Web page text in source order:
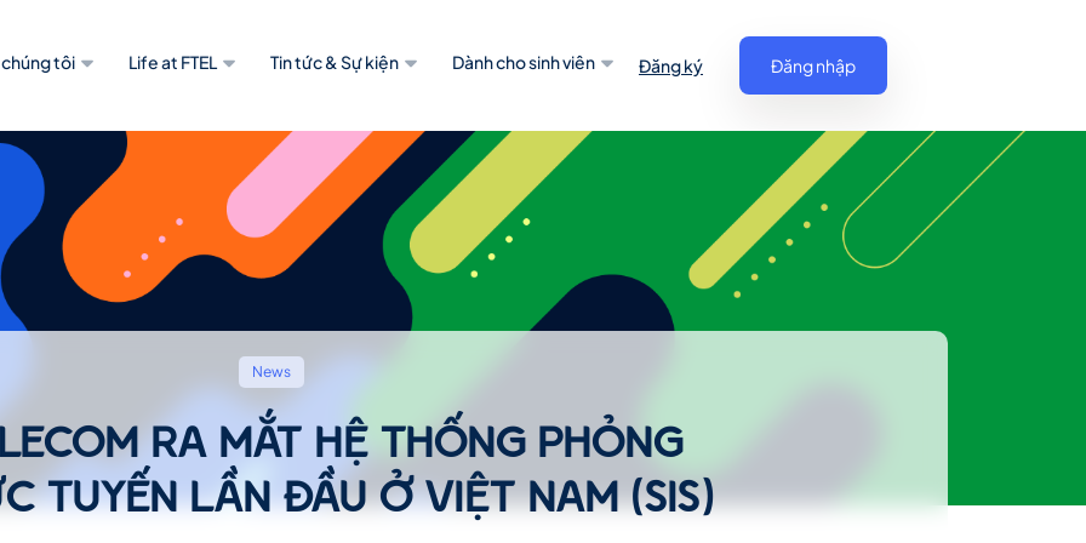
tôi Life at FTEL Tin tức & Sự kiện Dành cho sinh viên Đăng ký Đăng nhập
News
RA MẮT HỆ THỐNG PHỎNG
TUYẾN LẦN ĐẦU Ở VIỆT NAM (SIS)